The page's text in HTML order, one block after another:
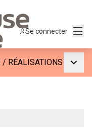
Se connecter
/ RÉALISATIONS